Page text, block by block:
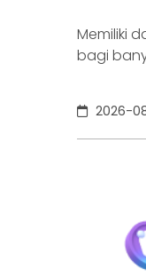
Memiliki
bagi
lebih
masih
2026-